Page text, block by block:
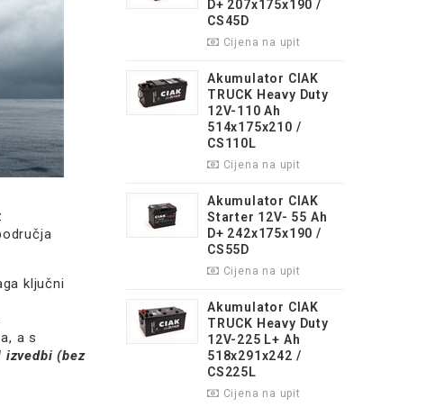
ključni
a s
izvedbi (bez
D+ 207x175x190 /
CS45D
Cijena na upit
Akumulator CIAK
TRUCK Heavy Duty
12V-110 Ah
514x175x210 /
CS110L
Cijena na upit
Akumulator CIAK
Starter 12V- 55 Ah
D+ 242x175x190 /
CS55D
Cijena na upit
Akumulator CIAK
TRUCK Heavy Duty
12V-225 L+ Ah
518x291x242 /
CS225L
Cijena na upit